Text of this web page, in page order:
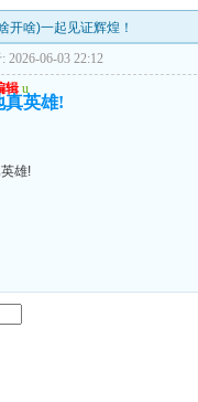
开啥)一起见证辉煌！
2026-06-03 22:12
辑 u
真英雄!
雄!